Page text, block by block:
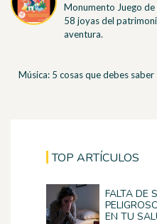
Monumento Juego
58 joyas del
aventura.
Música: 5 cosas que debes
TOP ARTÍCULOS
FALTA DE
EN TU